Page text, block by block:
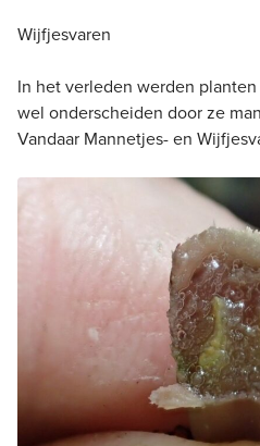
Wijfjesvaren
In het verleden werden
wel onderscheiden door ze
Vandaar Mannetjes- en